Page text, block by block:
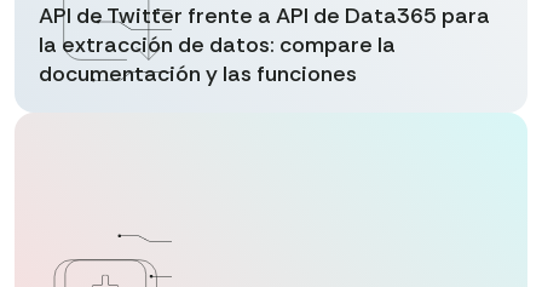
API de Twitter frente a API de Data365 para
la extracción de datos: compare la
documentación y las funciones